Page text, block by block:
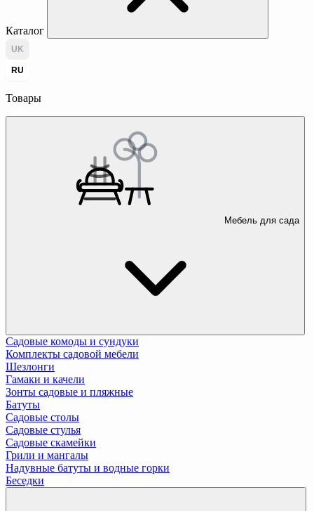
Каталог
UK
RU
Товары
Мебель для сада
Садовые комоды и сундуки
Комплекты садовой мебели
Шезлонги
Гамаки и качели
Зонты садовые и пляжные
Батуты
Садовые столы
Садовые стулья
Садовые скамейки
Грили и мангалы
Надувные батуты и водные горки
Беседки